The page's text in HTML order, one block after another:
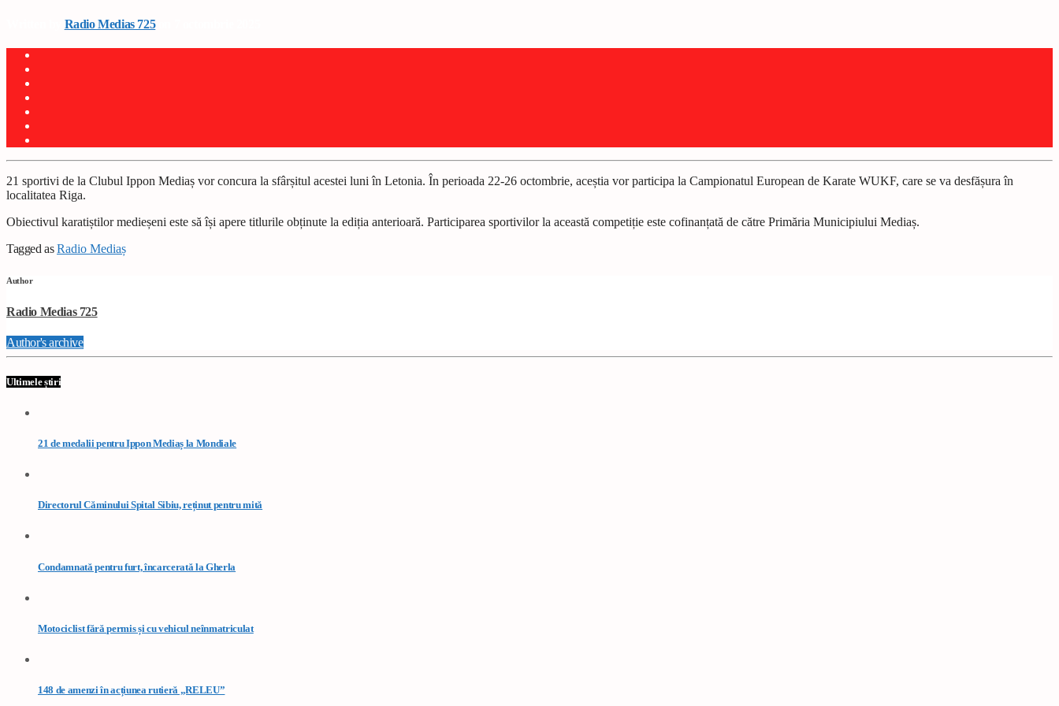
Radio Medias 725on 7 octombrie 2025
21 sportivi de la Clubul Ippon Mediaș vor concura la sfârșitul acestei luni în Letonia. În perioada 22-26 octombrie, aceștia vor participa la Campionatul European de Karate WUKF, care se va desfășura în
localitatea Riga.
Obiectivul karatiștilor medieșeni este să își apere titlurile obținute la ediția anterioară. Participarea sportivilor la această competiție este cofinanțată de către Primăria Municipiului Mediaș.
Tagged asRadio Mediaș
Author
Radio Medias 725
Author's archive
Ultimele știri
21 de medalii pentru Ippon Mediaș la Mondiale
Directorul Căminului Spital Sibiu, reținut pentru mită
Condamnată pentru furt, încarcerată la Gherla
Motociclist fără permis și cu vehicul neînmatriculat
148 de amenzi în acțiunea rutieră „RELEU”